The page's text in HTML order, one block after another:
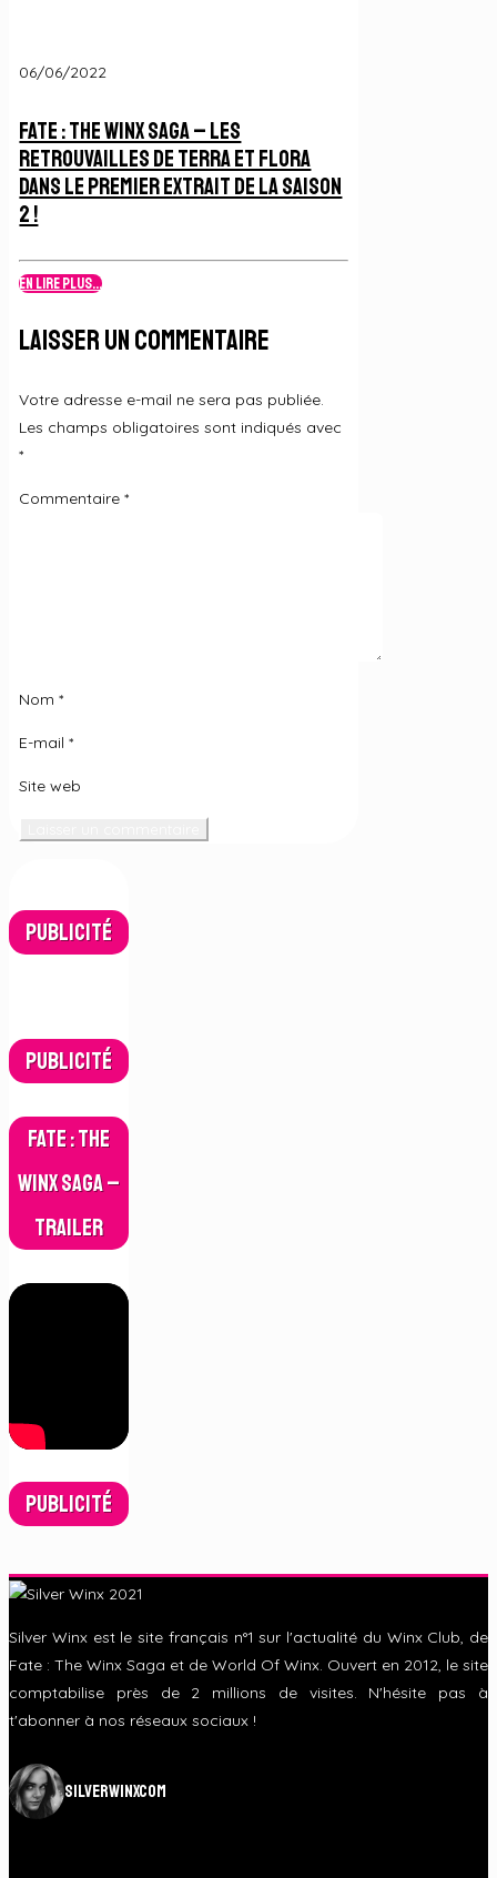
06/06/2022
Fate : The Winx Saga – Les
retrouvailles de Terra et Flora
dans le premier extrait de la Saison
2 !
En lire plus...
Laisser un commentaire
Votre adresse e-mail ne sera pas publiée.
Les champs obligatoires sont indiqués avec
*
Commentaire*
Nom*
E-mail*
Site web
Publicité
Publicité
Fate : The
Winx Saga –
Trailer
Publicité
Silver Winx est le site français n°1 sur l'actualité du Winx Club, de
Fate : The Winx Saga et de World Of Winx. Ouvert en 2012, le site
comptabilise près de 2 millions de visites. N'hésite pas à
t'abonner à nos réseaux sociaux !
silverwinxcom